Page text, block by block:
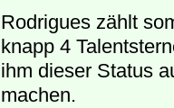
Rodrigues zählt
knapp 4
ihm dieser Status
machen.